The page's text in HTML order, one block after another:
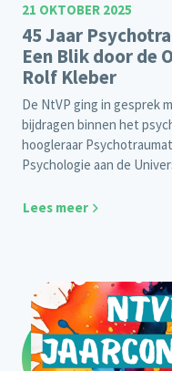
21 OKTOBER 2025
45 Jaar
Een Blik door de
Rolf Kleber
De NtVP ging in gesprek
bijdragen binnen het
hoogleraar
Psychologie aan de
Lees meer